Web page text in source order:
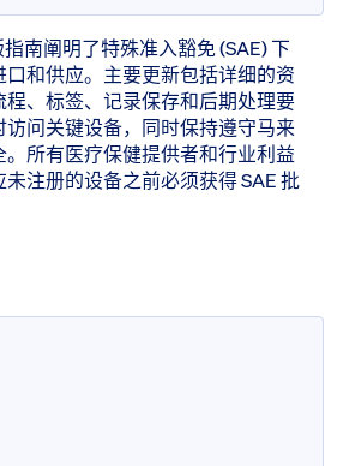
南阐明了特殊准入豁免 (SAE) 下
和供应。主要更新包括详细的资
、标签、记录保存和后期处理要
问关键设备，同时保持遵守马来
所有医疗保健提供者和行业利益
注册的设备之前必须获得 SAE 批